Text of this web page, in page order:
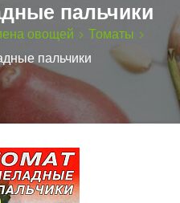
пальчики
овощей
Томаты
пальчики